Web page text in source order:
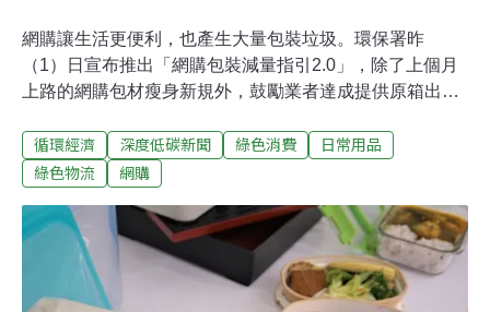
網購讓生活更便利，也產生大量包裝垃圾。環保署昨
（1）日宣布推出「網購包裝減量指引2.0」，除了上個月
上路的網購包材瘦身新規外，鼓勵業者達成提供原箱出貨
PChome、蝦皮購物等22家業者加入計畫，預計2026年減
掉9萬公噸包裝重量。環保網購指引2.0 目標2026年揭露包
（2023）年7月正式上路，業者須遵守包裝再生料比例、
重量比例，以及循環箱袋目標等規範。環保署昨日舉辦網
購包裝減量論壇，進一步宣布推出比標準更高的「網購包
裝減量指引2.0」。2.0版本的指引非強制性，相關規範如
循環經濟 深度低碳新聞 綠色消費
日常用品
綠色物流
網購